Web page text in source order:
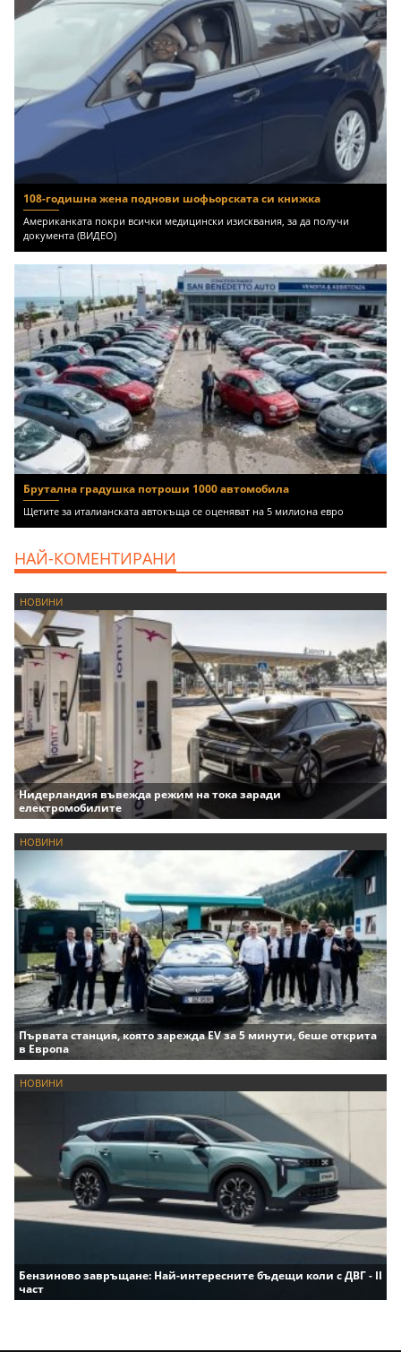
108-годишна жена поднови шофьорската си книжка
Американката покри всички медицински изисквания, за да получи
документа (ВИДЕО)
Брутална градушка потроши 1000 автомобила
Щетите за италианската автокъща се оценяват на 5 милиона евро
НАЙ-КОМЕНТИРАНИ
НОВИНИ
Нидерландия въвежда режим на тока заради
електромобилите
НОВИНИ
Първата станция, която зарежда EV за 5 минути, беше открита
в Европа
НОВИНИ
Бензиново завръщане: Най-интересните бъдещи коли с ДВГ - II
част